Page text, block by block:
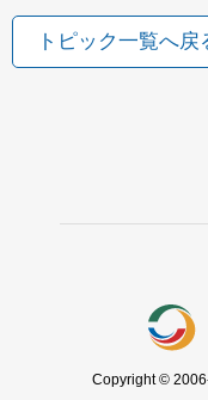
トピック一覧へ戻
Copyright ©